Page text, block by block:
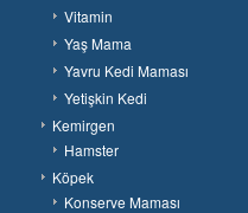
Vitamin
Yaş Mama
Yavru Kedi Maması
Yetişkin Kedi
Kemirgen
Hamster
Köpek
Konserve Maması